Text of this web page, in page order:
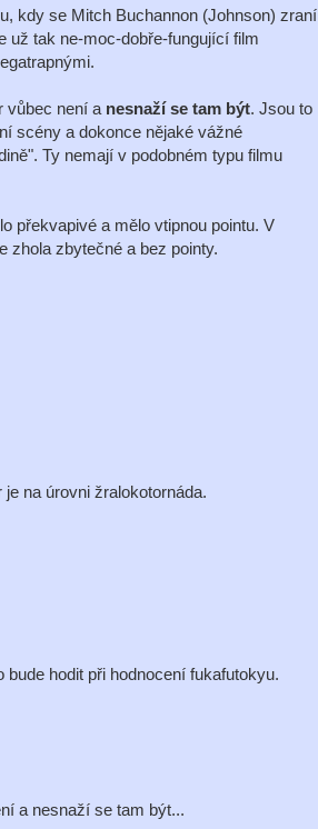
kdy se Mitch Buchannon (Johnson) zraní
už tak ne-moc-dobře-fungující film
vůbec není a nesnaží se tam být. Jsou to
scény a dokonce nějaké vážné
Ty nemají v podobném typu filmu
překvapivé a mělo vtipnou pointu. V
zhola zbytečné a bez pointy.
na úrovni žralokotornáda.
hodit při hodnocení fukafutokyu.
a nesnaží se tam být...